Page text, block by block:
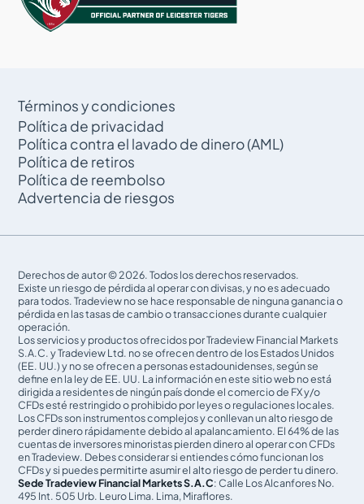
Términos y condiciones
Política de privacidad
Política contra el lavado de dinero (AML)
Política de retiros
Política de reembolso
Advertencia de riesgos
Derechos de autor © 2026. Todos los derechos reservados.
Existe un riesgo de pérdida al operar con divisas, y no es adecuado
para todos. Tradeview no se hace responsable de ninguna ganancia o
pérdida en las tasas de cambio o transacciones durante cualquier
operación.
Los servicios y productos ofrecidos por Tradeview Financial Markets
S.A.C. y Tradeview Ltd. no se ofrecen dentro de los Estados Unidos
(EE. UU.) y no se ofrecen a personas estadounidenses, según se
define en la ley de EE. UU. La información en este sitio web no está
dirigida a residentes de ningún país donde el comercio de FX y/o
CFDs esté restringido o prohibido por leyes o regulaciones locales.
Los CFDs son instrumentos complejos y conllevan un alto riesgo de
perder dinero rápidamente debido al apalancamiento. El 64% de las
cuentas de inversores minoristas pierden dinero al operar con CFDs
en Tradeview. Debes considerar si entiendes cómo funcionan los
CFDs y si puedes permitirte asumir el alto riesgo de perder tu dinero.
Sede Tradeview Financial Markets S.A.C: Calle Los Alcanfores No.
495 Int. 505 Urb. Leuro Lima. Lima, Miraflores.